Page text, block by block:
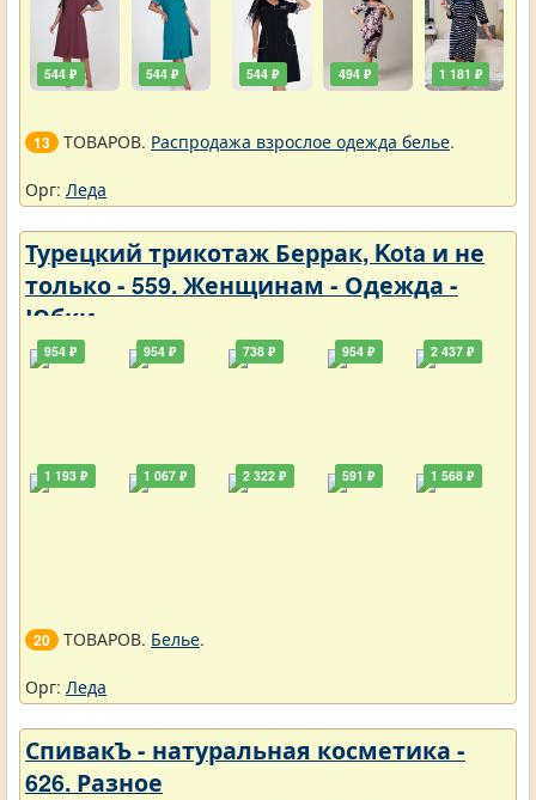
544 ₽ 544 ₽ 544 ₽ 494 ₽ 1 181 ₽
13 ТОВАРОВ. Распродажа взрослое одежда белье.
Орг: Леда
Турецкий трикотаж Беррак, Kota и не
только - 559. Женщинам - Одежда -
Юбки
954 ₽
1 193 ₽
954 ₽
1 067 ₽
738 ₽
2 322 ₽
954 ₽
591 ₽
2 437 ₽
1 568 ₽
20 ТОВАРОВ. Белье.
Орг: Леда
СпивакЪ - натуральная косметика -
626. Разное